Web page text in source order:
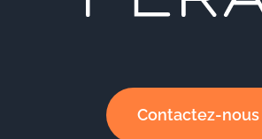
Contactez-nous